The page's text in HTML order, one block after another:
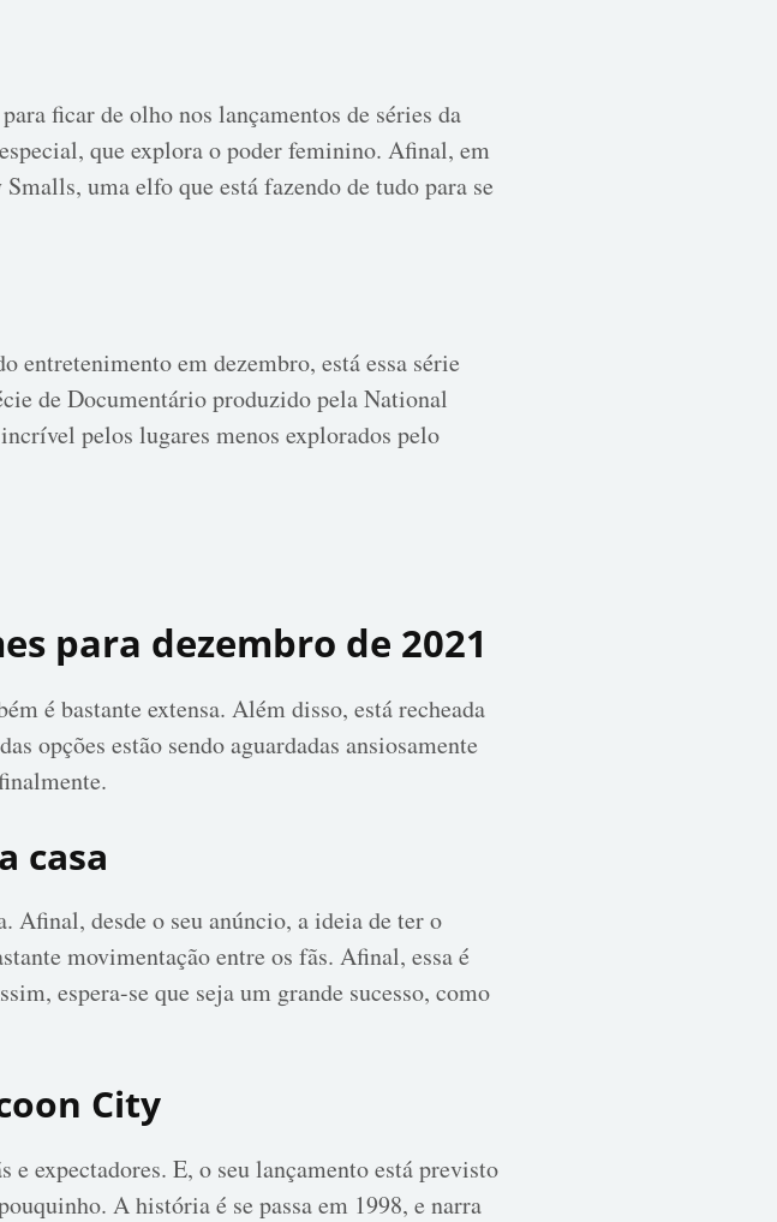
ficar de olho nos lançamentos de séries da
que explora o poder feminino. Afinal, em
uma elfo que está fazendo de tudo para se
entretenimento em dezembro, está essa série
de Documentário produzido pela National
pelos lugares menos explorados pelo
para dezembro de 2021
é bastante extensa. Além disso, está recheada
opções estão sendo aguardadas ansiosamente
casa
Afinal, desde o seu anúncio, a ideia de ter o
movimentação entre os fãs. Afinal, essa é
espera-se que seja um grande sucesso, como
City
expectadores. E, o seu lançamento está previsto
A história é se passa em 1998, e narra